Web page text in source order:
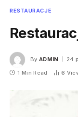
RESTAURACJE
By ADMIN 24
1 Min Read
6